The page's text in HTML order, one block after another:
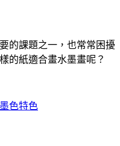
的課題之一，也常常困擾
的紙適合畫水墨畫呢？
色特色